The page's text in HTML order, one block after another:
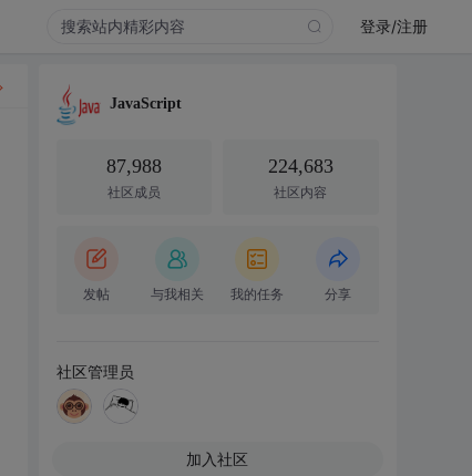
登录/注册
JavaScript
87,988
社区成员
224,683
社区内容
发帖 与我相关 我的任务 分享
社区管理员
加入社区